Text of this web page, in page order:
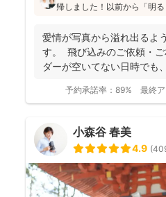
帰しました！以前から「明
と好評です♪特にニューボー
し、クオリティ高いお写真
愛情が写真から溢れ出るよ
す。 飛び込みのご依頼・
ダーが空いてない日時でも
予約承諾率： 89% 最終ア
小森谷 春美
4.9 (